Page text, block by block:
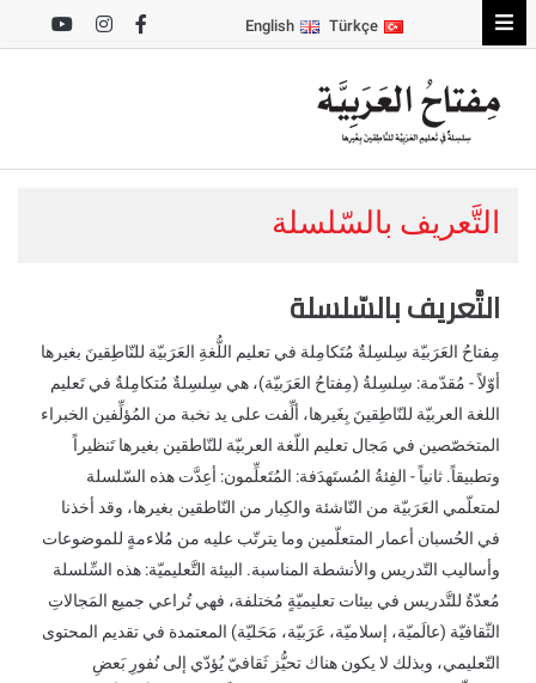
Türkçe
English
التَّعريف بالسّلسلة
التَّعريف بالسّلسلة
مِفتاحُ العَرَبيّة سِلسِلةٌ مُتَكامِلة في تعليم اللُّغةِ العَرَبيّة للنّاطِقينَ بغيرها
أوّلاً - مُقدّمة: سِلسِلةُ (مِفتاحُ العَرَبيّة)، هي سِلسِلةٌ مُتكامِلةٌ في تَعليم
اللغة العربيّة للنّاطِقينَ بِغَيرها، ألِّفت على يد نخبة من المُؤلِّفين الخبراء
المتخصّصين في مَجال تعليم اللّغة العربيّة للنّاطقين بغيرها تَنظيراً
وتطبيقاً. ثانياً - الفِئةُ المُستَهدَفة: المُتَعلِّمون: أعِدَّت هذه السّلسلة
لمتعلّمي العَرَبيّة من النّاشئة والكِبار من النّاطقين بغيرها، وقد أخذنا
في الحُسبان أعمار المتعلّمين وما يترتّب عليه من مُلاءمةٍ للموضوعات
وأساليب التّدريس والأنشطة المناسبة. البيئة التَّعليميّة: هذه السِّلسلة
مُعدّةٌ للتَّدريس في بيئات تعليميّةٍ مُختلفة، فهي تُراعي جميع المَجالاتِ
الثّقافيّة (عالَميّة، إسلاميّة، عَرَبيّة، مَحَليّة) المعتمدة في تقديم المحتوى
التّعليمي، وبذلك لا يكون هناك تحيُّز ثَقافيّ يُؤدّي إلى نُفورِ بَعضِ